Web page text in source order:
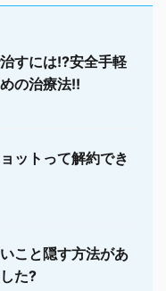
すには!?安全手軽
の治療法!!
ットって解約でき
こと隠す方法があ
た?